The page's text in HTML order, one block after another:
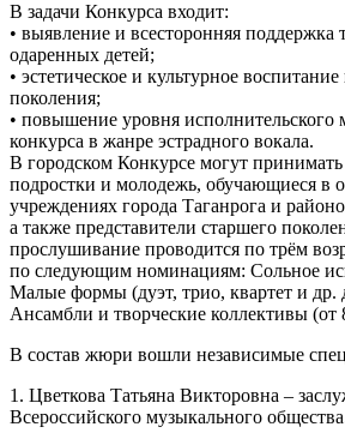
В задачи Конкурса входит:
• выявление и всесторонняя поддержка
одаренных детей;
• эстетическое и культурное
поколения;
• повышение уровня исполнительского
конкурса в жанре эстрадного вокала.
В городском Конкурсе могут принимать
подростки и молодежь, обучающиеся в
учреждениях города Таганрога и
а также представители старшего
прослушивание проводится по трём
по следующим номинациям: Сольное
Малые формы (дуэт, трио, квартет и др.
Ансамбли и творческие коллективы (от
В состав жюри вошли независимые
1. Цветкова Татьяна Викторовна –
Всероссийского музыкального